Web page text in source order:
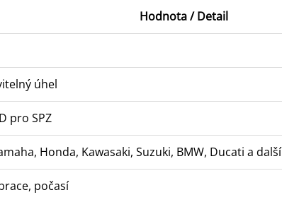
Hodnota / Detail
úhel
pro SPZ
Honda, Kawasaki, Suzuki, BMW, Ducati a další
počasí